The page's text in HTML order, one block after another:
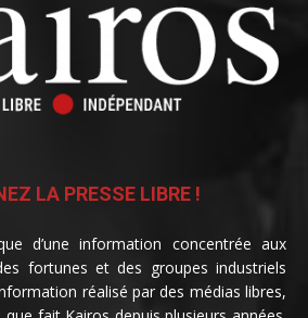
LA PRESSE LIBRE !
d’une information concentrée aux
fortunes et des groupes industriels
réalisé par des médias libres,